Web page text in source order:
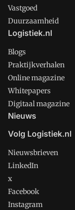
Vastgoed
Duurzaamheid
Logistiek.nl
Blogs
Praktijkverhalen
Online magazine
Whitepapers
Digitaal magazine
Nieuws
Volg Logistiek.nl
Nieuwsbrieven
LinkedIn
x
Facebook
Instagram